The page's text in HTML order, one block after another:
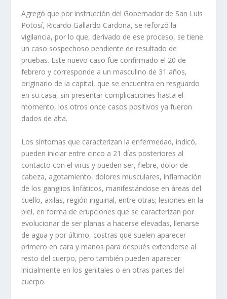
Agregó que por instrucción del Gobernador de San Luis
Potosí, Ricardo Gallardo Cardona, se reforzó la
vigilancia, por lo que, derivado de ese proceso, se tiene
un caso sospechoso pendiente de resultado de
pruebas. Este nuevo caso fue confirmado el 20 de
febrero y corresponde a un masculino de 31 años,
originario de la capital, que se encuentra en resguardo
en su casa, sin presentar complicaciones hasta el
momento, los otros once casos positivos ya fueron
dados de alta.
Los síntomas que caracterizan la enfermedad, indicó,
pueden iniciar entre cinco a 21 días posteriores al
contacto con el virus y pueden ser, fiebre, dolor de
cabeza, agotamiento, dolores musculares, inflamación
de los ganglios linfáticos, manifestándose en áreas del
cuello, axilas, región inguinal, entre otras; lesiones en la
piel, en forma de erupciones que se caracterizan por
evolucionar de ser planas a hacerse elevadas, llenarse
de agua y por último, costras que suelen aparecer
primero en cara y manos para después extenderse al
resto del cuerpo, pero también pueden aparecer
inicialmente en los genitales o en otras partes del
cuerpo.